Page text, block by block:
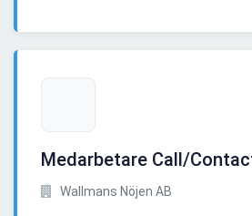
Medarbetare Call/
Wallmans Nöjen AB